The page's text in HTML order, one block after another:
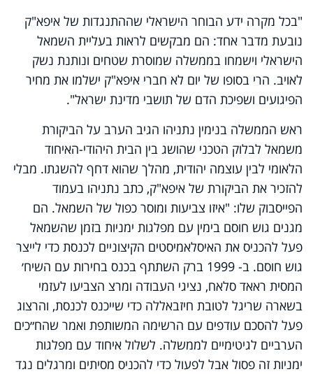
"בכל מקרה ידע הבוחר הישראלי שההתנגדות של איפא"ק
נובעת מדבר אחד: הם מבקשים לראות בעליית השמאל
הישראלי וישמחו בממשלה שמוסרת שטחים ונותנת נשק
לאויב. הרי בסופו של יום לא חברי איפא"ק ישלמו את מחיר
הפיגועים ושפיכת הדם של תושבי מדינת ישראל".
ראש הממשלה בנימין נתניהו הגיב הערב על הביקורת
משמאל לבלוק הטכני שהושג בין הבית היהודי-האיחוד
הלאומי לבין עוצמה יהודית, מהלך שהוא דחף להשגתו. מבלי
להזכיר את הביקורת של איפא"ק, כתב נתניהו בעמוד
הפייסבוק שלו: "איזו צביעות ומוסר כפול של השמאל. הם
מגנים גוש חוסם בימין עם מפלגות ימניות בזמן שהשמאל
פעל להכניס את האיסלאמיסטים הקיצוניים לכנסת כדי לייצר
גוש חוסם. ב- 1999 ברק השתתף בכנס בחירות עם השיח׳
המסית ראאד סלאח, נציגי העבודה ומרצ הצביעו לעזמי
בשארה שריגל לטובת חיזבאללה כדי שייכנס לכנסת, והרצוג
פעל להסכם עודפים עם הרשימה המשותפת ואמר שהח״כים
הערביים לגיטימיים לממשלה. לשלול איחוד עם מפלגות
ימניות זה פסול אבל לפעול כדי להכניס מסיתים ומרגלים נגד